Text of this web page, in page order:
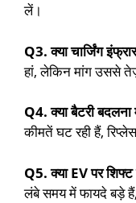
लें।
Q3. क्या चार्जिंग
हां, लेकिन मांग उससे
Q4. क्या बैटरी बदलना
कीमतें घट रही हैं,
Q5. क्या EV पर
लंबे समय में फायदे बड़े